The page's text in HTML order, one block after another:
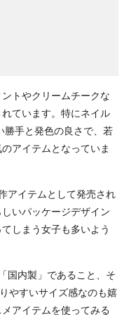
トやクリームチークな
ています。特にネイル
勝手と発色の良さで、若
アイテムとなっていま
アイテムとして発売され
いパッケージデザイン
しまう女子も多いよう
国内製」であること、そ
やすいサイズ感なのも嬉
アイテムを使ってみる